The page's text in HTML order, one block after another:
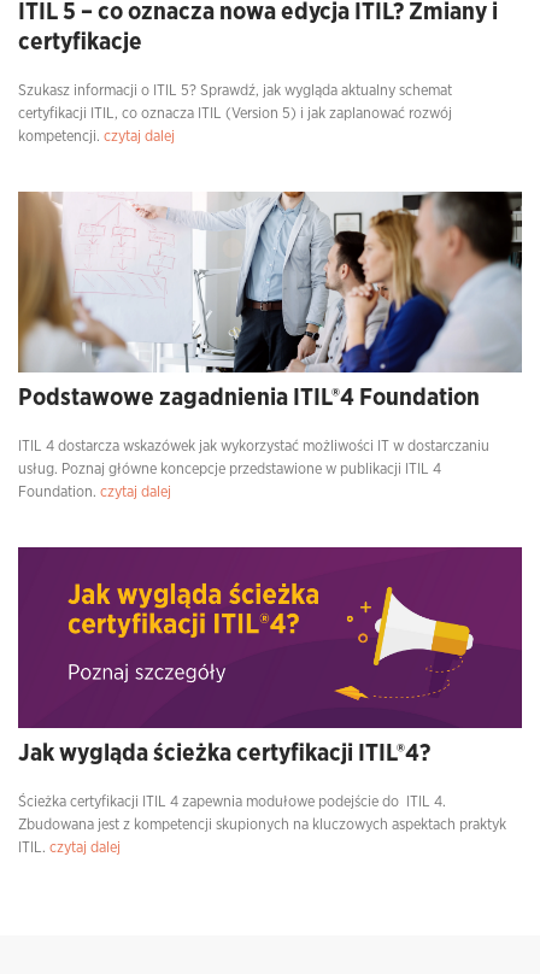
ITIL 5 – co oznacza nowa edycja ITIL? Zmiany i
certyfikacje
Szukasz informacji o ITIL 5? Sprawdź, jak wygląda aktualny schemat
certyfikacji ITIL, co oznacza ITIL (Version 5) i jak zaplanować rozwój
kompetencji. czytaj dalej
Podstawowe zagadnienia ITIL®4 Foundation
ITIL 4 dostarcza wskazówek jak wykorzystać możliwości IT w dostarczaniu
usług. Poznaj główne koncepcje przedstawione w publikacji ITIL 4
Foundation. czytaj dalej
Jak wygląda ścieżka certyfikacji ITIL®4?
Ścieżka certyfikacji ITIL 4 zapewnia modułowe podejście do ITIL 4.
Zbudowana jest z kompetencji skupionych na kluczowych aspektach praktyk
ITIL. czytaj dalej